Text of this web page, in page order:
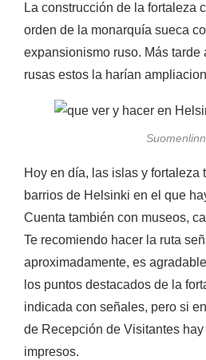
La construcción de la fortaleza
orden de la monarquía sueca
expansionismo ruso. Más tarde
rusas estos la harían
Hoy en día, las islas y fortaleza
barrios de Helsinki en el que
Cuenta también con museos,
Te recomiendo hacer la ruta
aproximadamente, es
los puntos destacados de la
indicada con señales, pero si
de Recepción de Visitantes
impresos.